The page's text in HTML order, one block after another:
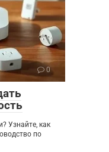
0
Узнайте, как
по